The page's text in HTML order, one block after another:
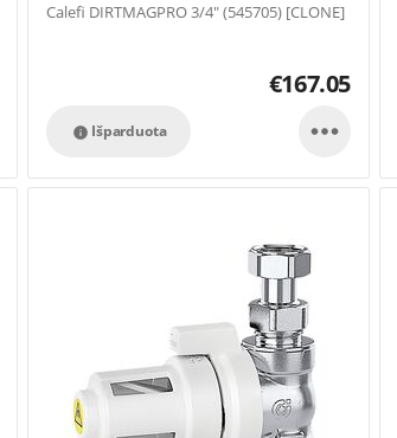
Calefi DIRTMAGPRO 3/4" (545705) [CLONE]
€167.05
Išparduota
 